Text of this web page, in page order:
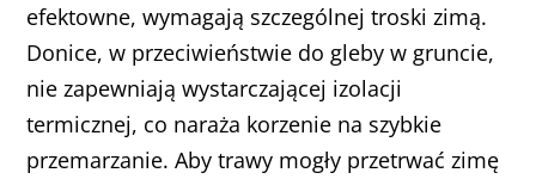
efektowne, wymagają szczególnej troski zimą.
Donice, w przeciwieństwie do gleby w gruncie,
nie zapewniają wystarczającej izolacji
termicznej, co naraża korzenie na szybkie
przemarzanie. Aby trawy mogły przetrwać zimę